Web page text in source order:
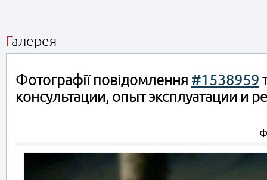
Галерея
Фотографії повідомлення #1538959
консультации, опыт эксплуатации и